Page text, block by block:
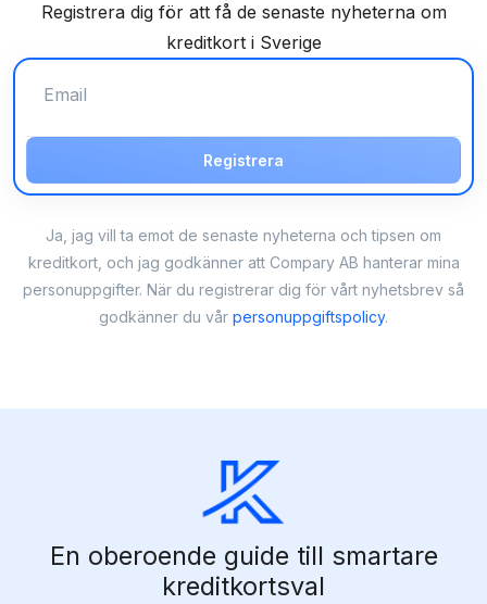
Registrera dig för att få de senaste nyheterna om
kreditkort i Sverige
Registrera
Ja, jag vill ta emot de senaste nyheterna och tipsen om
kreditkort, och jag godkänner att Compary AB hanterar mina
personuppgifter. När du registrerar dig för vårt nyhetsbrev så
godkänner du vår personuppgiftspolicy.
En oberoende guide till smartare
kreditkortsval